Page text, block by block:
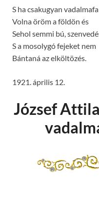
S ha csakugyan
Volna öröm a földön és
Sehol semmi bú,
S a mosolygó fejeket nem
Bántaná az elköltözés.
1921. április 12.
József